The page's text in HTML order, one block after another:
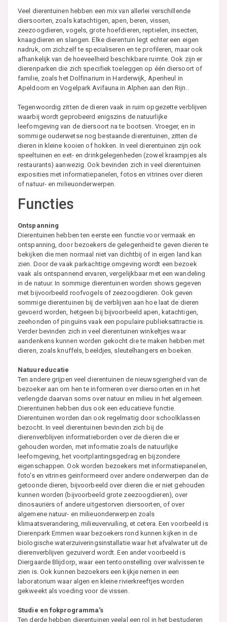
Veel dierentuinen hebben een mix van allerlei verschillende
diersoorten, zoals katachtigen, apen, beren, vissen,
zeezoogdieren, vogels, grote hoefdieren, reptielen, insecten,
knaagdieren en slangen. Elke dierentuin legt echter een eigen
nadruk, om zichzelf te specialiseren en te profileren, maar ook
afhankelijk van de hoeveelheid beschikbare ruimte. Ook zijn er
dierenparken die zich specifiek toeleggen op één diersoort of
familie, zoals het Dolfinarium in Harderwijk, Apenheul in
Apeldoorn en Vogelpark Avifauna in Alphen aan den Rijn..
Tegenwoordig zitten de dieren vaak in ruim opgezette verblijven
waarbij wordt geprobeerd enigszins de natuurlijke
leefomgeving van de diersoort na te bootsen. Vroeger, en in
sommige ouderwetse nog bestaande dierentuinen, zitten de
dieren in kleine kooien of hokken. In veel dierentuinen zijn ook
speeltuinen en eet- en drinkgelegenheden (zowel kraampjes als
restaurants) aanwezig. Ook bevinden zich in veel dierentuinen
exposities met informatiepanelen, fotos en vitrines over dieren
of natuur- en milieuonderwerpen.
Functies
Ontspanning
Dierentuinen hebben ten eerste een functie voor vermaak en
ontspanning, door bezoekers de gelegenheid te geven dieren te
bekijken die men normaal niet van dichtbij of in eigen land kan
zien. Door de vaak parkachtige omgeving wordt een bezoek
vaak als ontspannend ervaren, vergelijkbaar met een wandeling
in de natuur. In sommige dierentuinen worden shows gegeven
met bijvoorbeeld roofvogels of zeezoogdieren. Ook geven
sommige dierentuinen bij de verblijven aan hoe laat de dieren
gevoerd worden, hetgeen bij bijvoorbeeld apen, katachtigen,
zeehonden of pinguïns vaak een populaire publieksattractie is.
Verder bevinden zich in veel dierentuinen winkeltjes waar
aandenkens kunnen worden gekocht die te maken hebben met
dieren, zoals knuffels, beeldjes, sleutelhangers en boeken.
Natuureducatie
Ten andere grijpen veel dierentuinen de nieuwsgierigheid van de
bezoeker aan om hen te informeren over diersoorten en in het
verlengde daarvan soms over natuur en milieu in het algemeen.
Dierentuinen hebben dus ook een educatieve functie.
Dierentuinen worden dan ook regelmatig door schoolklassen
bezocht. In veel dierentuinen bevinden zich bij de
dierenverblijven informatieborden over de dieren die er
gehouden worden, met informatie zoals de natuurlijke
leefomgeving, het voortplantingsgedrag en bijzondere
eigenschappen. Ook worden bezoekers met informatiepanelen,
foto's en vitrines geïnformeerd over andere onderwerpen dan de
getoonde dieren, bijvoorbeeld over dieren die er niet gehouden
kunnen worden (bijvoorbeeld grote zeezoogdieren), over
dinosauriërs of andere uitgestorven diersoorten, of over
algemene natuur- en milieuonderwerpen zoals
klimaatsverandering, milieuvervuiling, et cetera. Een voorbeeld is
Dierenpark Emmen waar bezoekers rond kunnen kijken in de
biologische waterzuiveringsinstallatie waar het afvalwater uit de
dierenverblijven gezuiverd wordt. Een ander voorbeeld is
Diergaarde Blijdorp, waar een tentoonstelling over walvissen te
zien is. Ook kunnen bezoekers een kijkje nemen in een
laboratorium waar algen en kleine rivierkreeftjes worden
gekweekt als voeding voor de vissen.
Studie en fokprogramma's
Ten derde hebben dierentuinen veelal een rol in het bestuderen